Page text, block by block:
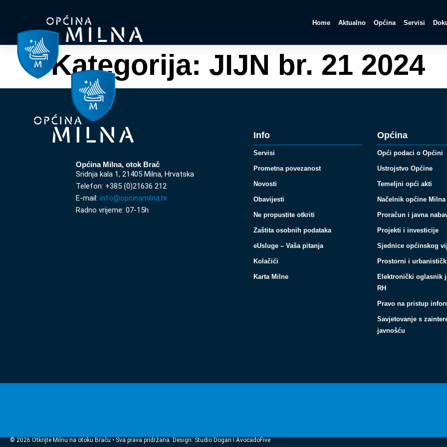
Home Aktualno Općina Servisi
Kategorija: JIJN br. 21 2024
Općina Milna, otok Brač
Sridnja kala 1, 21405 Milna, Hrvatska
Telefon: +385 (0)21636 212
E-mail: info@opcinamilna.hr
Radno vrijeme: 07-15h
Info
Servisi
Prometna povezanost
Novosti
Obavijesti
Ne propustite otkriti
Zaštita osobnih podataka
eUsluge – Vaša pitanja
Kolačići
Karta Milne
Općina
Opći podaci o Općini
Ustrojstvo Općine
Temeljni opći akti
Načelnik općine Milna
Proračun i javna
Projekti i investicije
Sjednice općinskog
Prostorni i
Elektronički oglasnik
RH
Pravo na pristup
Savjetovanje s
javnošću
© 2026 Otkrijte Milnu na otoku Braču • Sva prava pridržana. Design: Studio Dogan i AvocadoFive